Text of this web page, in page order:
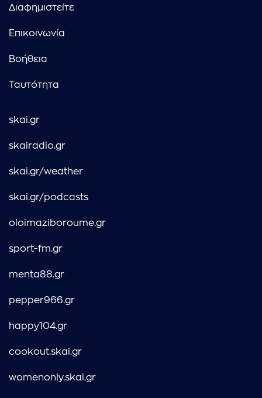
Διαφημιστείτε
Επικοινωνία
Βοήθεια
Ταυτότητα
skai.gr
skairadio.gr
skai.gr/weather
skai.gr/podcasts
oloimaziboroume.gr
sport-fm.gr
menta88.gr
pepper966.gr
happy104.gr
cookout.skai.gr
womenonly.skai.gr